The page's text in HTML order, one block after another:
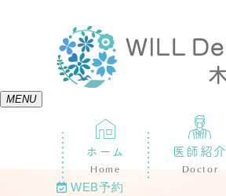
MENU
ホーム
Home
医師紹介
Doctor
WEB予約